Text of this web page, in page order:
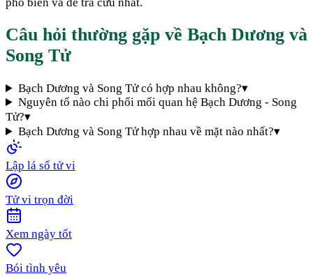
Câu hỏi thường gặp về Bạch Dương và
Song Tử
Bạch Dương và Song Tử có hợp nhau không?▾
Nguyên tố nào chi phối mối quan hệ Bạch Dương - Song
Tử?▾
Bạch Dương và Song Tử hợp nhau về mặt nào nhất?▾
Lập lá số tử vi
Tử vi trọn đời
Xem ngày tốt
Bói tình yêu